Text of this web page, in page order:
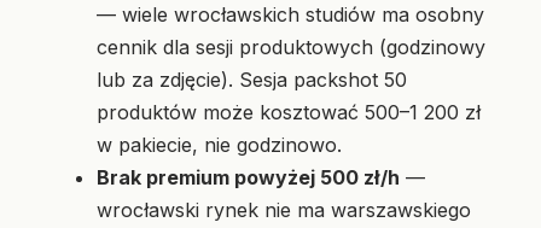
— wiele wrocławskich studiów ma osobny
cennik dla sesji produktowych (godzinowy
lub za zdjęcie). Sesja packshot 50
produktów może kosztować 500–1 200 zł
w pakiecie, nie godzinowo.
Brak premium powyżej 500 zł/h —
wrocławski rynek nie ma warszawskiego